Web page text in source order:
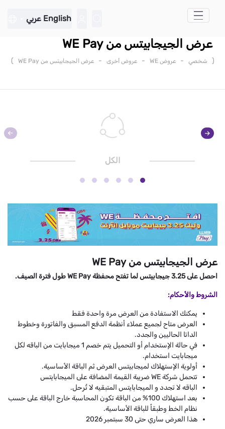
تخطي إلى المحتوى الرئيسي
English عربي
عرض الجيجابيتس من WE Pay
( شخصي - عروض WE - عروض أخرى - عرض الجيجابيتس من WE Pay )
الكل
عرض الجيجابيتس من WE Pay
احصل على 3.25 جيجابيتس لما تفتح محفظة WE Pay طول فترة الصيف.
الشروط والأحكام:
يمكنك الاستفادة من العرض مرة واحدة فقط
العرض متاح لجميع عملاء أنظمة الدفع المسبق والفاتورة وخطوط
الداتا الحاليين والجدد.
في حالة الإستخدام أو التحميل يتم خصم 1 ميجابايت من الباقه لكل
ميجابايت استخدام.
أولوية الإستهلاك لميجابيتس العرض ثم الباقة الأساسية.
تتحمل شركة WE ضريبة القيمة المضافة على الميجابايتس
الباقه لا تجدد و الميجابايتس المتبقيه لا تُرحل.
بعد استهلاك 100% من الباقة تكون المحاسبة خارج الباقة على حسب
نظام الخط وطبقاً للباقة الأساسية.
هذا العرض ساري حتى 30 سبتمبر 2026